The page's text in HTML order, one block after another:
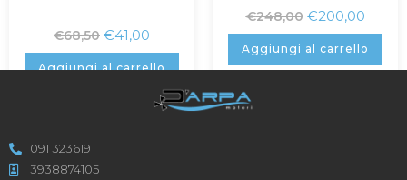
€68,50 €41,00
Aggiungi al carrello
€248,00 €200,00
Aggiungi al carrello
091 323619
3938874105